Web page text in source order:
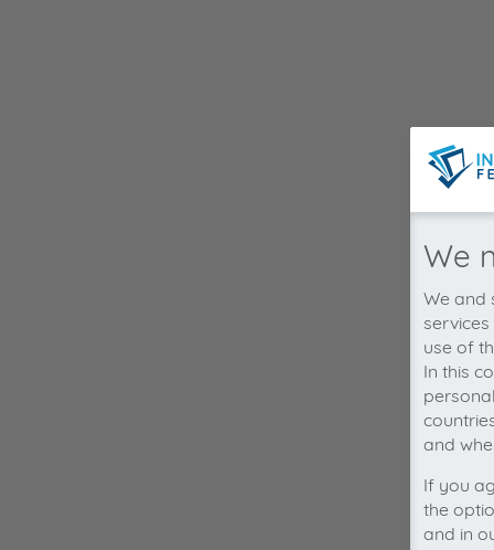
We
We and
use of
In this
and
If you
the
and in